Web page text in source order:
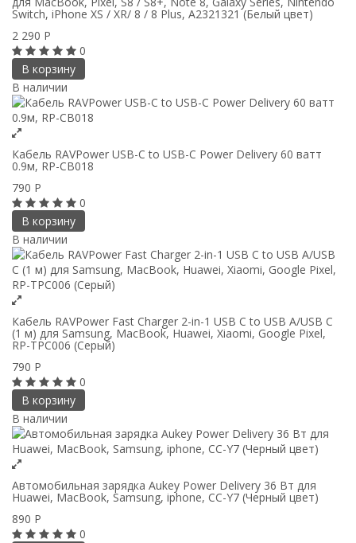
Switch, iPhone XS / XR/ 8 / 8 Plus, A2321321 (Белый цвет)
2 290 Р
0
В корзину
В наличии
Кабель RAVPower USB-C to USB-C Power Delivery 60 ватт
0.9м, RP-CB018
790 Р
0
В корзину
В наличии
Кабель RAVPower Fast Charger 2-in-1 USB C to USB A/USB C
(1 м) для Samsung, MacBook, Huawei, Xiaomi, Google Pixel,
RP-TPC006 (Серый)
790 Р
0
В корзину
В наличии
Автомобильная зарядка Aukey Power Delivery 36 Вт для
Huawei, MacBook, Samsung, iphone, СС-Y7 (Черный цвет)
890 Р
0